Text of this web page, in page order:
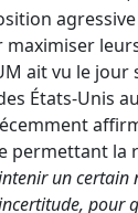
ait vu le
États-Unis
permettant la
un certain
pour